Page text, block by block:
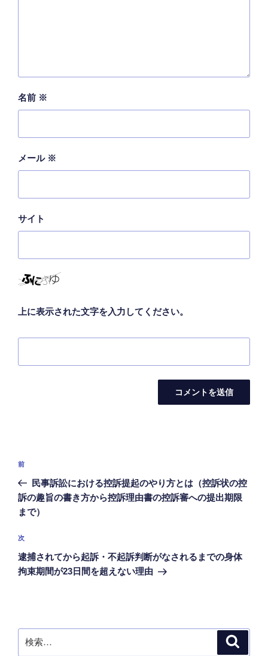
名前 ※
メール ※
サイト
上に表示された文字を入力してください。
投
ナ
ビ
ー
シ
ョ
前
の
投
稿
前
民事訴訟における控訴提起のやり方とは（控訴状の控
訴の趣旨の書き方から控訴理由書の控訴審への提出期限
まで）
次
の
投
次
逮捕されてから起訴・不起訴判断がなされるまでの身体
拘束期間が23日間を超えない理由
索: